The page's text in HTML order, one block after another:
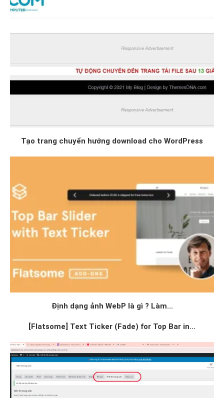
Tạo trang chuyển hướng download cho WordPress
Định dạng ảnh WebP là gì ? Làm...
[Flatsome] Text Ticker (Fade) for Top Bar in...